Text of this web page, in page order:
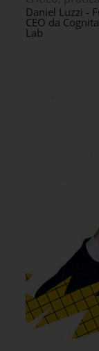
Daniel Luzzi -
CEO da
Lab